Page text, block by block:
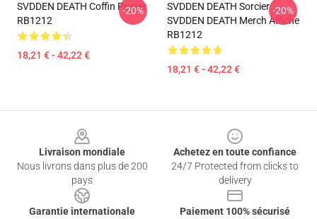
SVDDEN DEATH Coffin Poster
RB1212
18,21 € - 42,22 €
-20%
SVDDEN DEATH Sorcier
SVDDEN DEATH Merch Affiche
RB1212
18,21 € - 42,22 €
-20%
Livraison mondiale
Nous livrons dans plus de 200
pays
Achetez en toute confiance
24/7 Protected from clicks to
delivery
Garantie internationale
Paiement 100% sécurisé